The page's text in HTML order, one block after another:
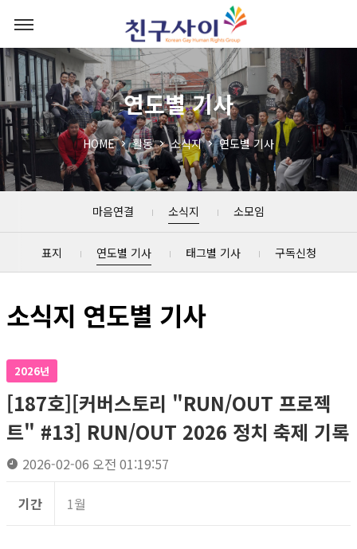
연도별 기사
HOME 활동 소식지 연도별 기사
마음연결 소식지 소모임
표지 연도별 기사 태그별 기사 구독신청
소식지 연도별 기사
2026년
[187호][커버스토리 "RUN/OUT 프로젝
트" #13] RUN/OUT 2026 정치 축제 기록
2026-02-06 오전 01:19:57
기간 1월